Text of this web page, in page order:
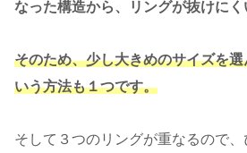
なった構造から、リングが抜けにく
そのため、少し大きめのサイズを
いう方法も１つです。
そして３つのリングが重なるので